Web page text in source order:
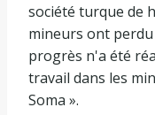
société turque de
mineurs ont perdu
progrès n'a été
travail dans les
Soma ».